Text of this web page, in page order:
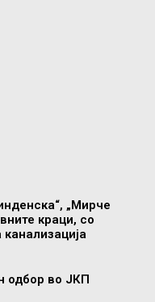
„Мирче
краци, со
одбор во ЈКП